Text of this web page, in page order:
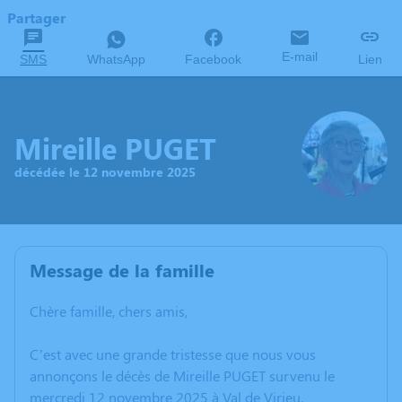
Partager
SMS WhatsApp Facebook E-mail Lien
Mireille PUGET
décédée le 12 novembre 2025
Message de la famille
Chère famille, chers amis,
C’est avec une grande tristesse que nous vous
annonçons le décès de Mireille PUGET survenu le
mercredi 12 novembre 2025 à Val de Virieu.